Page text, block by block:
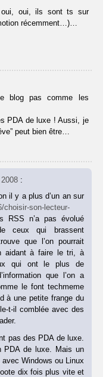
oui, oui, ils sont ts sur
récemment…)…
blog pas comme les
PDA de luxe ! Aussi, je
peut bien être…
:
il y a plus d’un an sur
choisir-son-lecteur-
RSS n’a pas évolué
ceux qui brassent
que l’on pourrait
aidant à faire le tri, à
qui ont le plus de
que l’on a
le font techmeme
à une petite frange du
t-il comblée avec des
pas des PDA de luxe.
PDA de luxe. Mais un
Windows ou Linux
dix fois plus vite et